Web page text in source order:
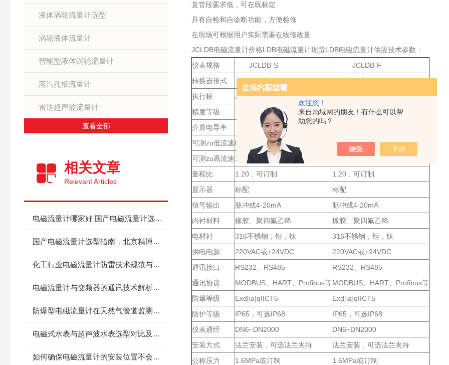
欢迎您！
来自局域网的朋友！有什么可以帮
助您的吗？
液体涡轮流量计选型
涡轮液体流量计
智能型液体涡轮流量计
蒸汽孔板流量计
雷达超声波流量计
查看全部
相关文章
Relevant Articles
电磁流量计哪家好 国产电磁流量计选型及生产厂家详解
国产电磁流量计选型指南，北京精博中仪产品解析
化工行业电磁流量计防雷技术规范与实施指南
电磁流量计与变频器的通讯技术解析与应用实践
防爆型电磁流量计在天然气管道监测中的关键角色
电磁式水表与超声波水表选型对比及技术分析
如何确保电磁流量计的安装位置不会受到振动或电磁干扰
直管段要求低，可在线标定
具有自检和自诊断功能，方便检修
在现场可根据用户实际需要在线修改量
JCLDB电磁流量计价格LDB电磁流量计现货LDB电磁流量计供应技术参数：
仪表规格
JCLDB-S
JCLDB-F
转换器形式
一体式
分体式
执行标
JB/T9248-1999
JB/T9248-1999
精度等级
1级或0.5级
1级或0.5级
介质电导率
＞5μs/cm
可测zu低流速0.1米/秒
0.1米/秒
可测zu高流速15米/秒
15米/秒
量程比
1:20，可订制
1:20，可订制
显示器
标配
标配
信号输出
脉冲或4-20mA
脉冲或4-20mA
内衬材料
橡胶、聚四氟乙稀
橡胶、聚四氟乙稀
电材衬
316不锈钢，钽，钛
316不锈钢，钽，钛
供电电源
220VAC或+24VDC
220VAC或+24VDC
通讯接口
RS232、RS485
RS232、RS485
通讯协议
MODBUS、HART、Profibus等MODBUS、HART、Profibus等
防爆等级
Exd[ia]qIICT5
Exd[ia]qIICT5
防护等级
IP65，可选IP68
IP65，可选IP68
仪表通经
DN6~DN2000
DN6~DN2000
安装方式
法兰安装，可选法兰夹持
法兰安装，可选法兰夹持
公称压力
1.6MPa或订制
1.6MPa或订制